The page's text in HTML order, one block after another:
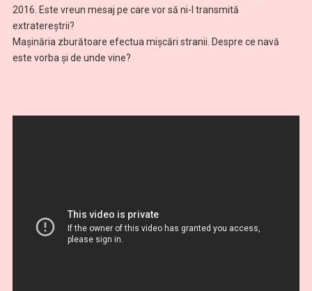
2016. Este vreun mesaj pe care vor să ni-l transmită
extratereştrii?
Maşinăria zburătoare efectua mişcări stranii. Despre ce navă
este vorba şi de unde vine?